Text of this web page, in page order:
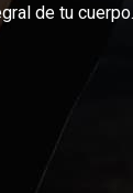
de tu cuerpo.